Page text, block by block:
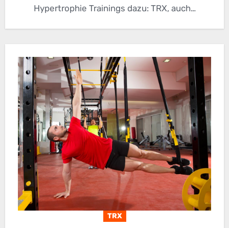
Hypertrophie Trainings dazu: TRX, auch…
TRX